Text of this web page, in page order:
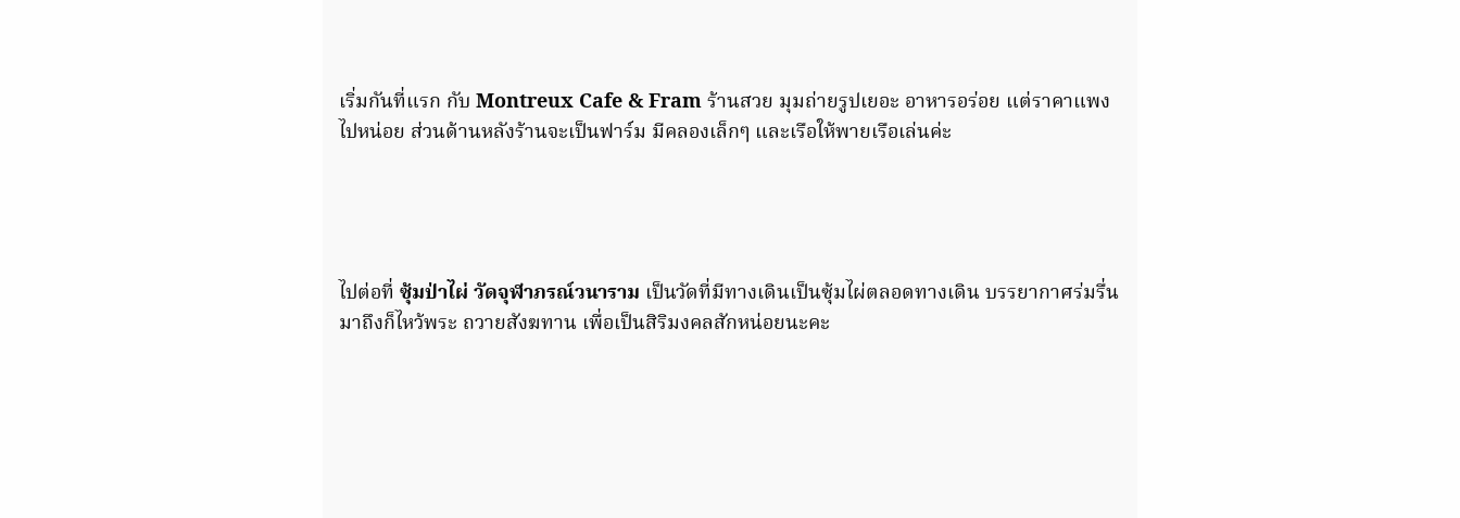
เริ่มกันที่แรก กับ Montreux Cafe & Framร้านสวย มุมถ่ายรูปเยอะ อาหารอร่อย แต่ราคาแพง
ไปหน่อย ส่วนด้านหลังร้านจะเป็นฟาร์ม มีคลองเล็กๆ และเรือให้พายเรือเล่นค่ะ
ไปต่อที่ ซุ้มป่าไผ่ วัดจุฬาภรณ์วนาราม เป็นวัดที่มีทางเดินเป็นซุ้มไผ่ตลอดทางเดิน บรรยากาศร่มรื่น
มาถึงก็ไหว้พระ ถวายสังฆทาน เพื่อเป็นสิริมงคลสักหน่อยนะคะ